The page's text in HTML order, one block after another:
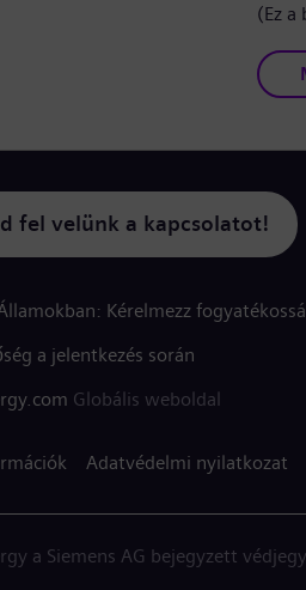
(Ez
fel velünk a kapcsolatot!
Kérelmezz
a jelentkezés során
Globális weboldal
Adatvédelmi nyilatkozat
a Siemens AG bejegyzett